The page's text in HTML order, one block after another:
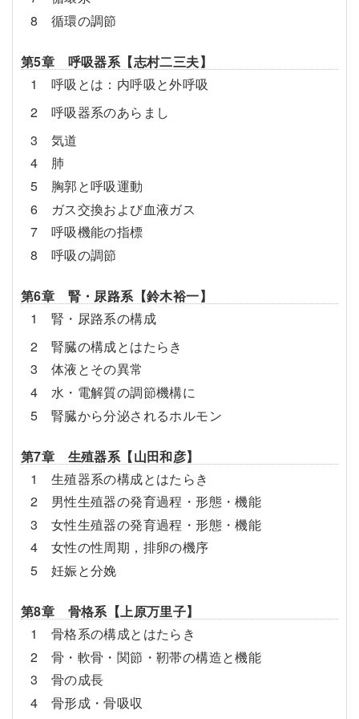
8 循環の調節
第5章 呼吸器系【志村二三夫】
1 呼吸とは：内呼吸と外呼吸
2 呼吸器系のあらまし
3 気道
4 肺
5 胸郭と呼吸運動
6 ガス交換および血液ガス
7 呼吸機能の指標
8 呼吸の調節
第6章 腎・尿路系【鈴木裕一】
1 腎・尿路系の構成
2 腎臓の構成とはたらき
3 体液とその異常
4 水・電解質の調節機構に
5 腎臓から分泌されるホルモン
第7章 生殖器系【山田和彦】
1 生殖器系の構成とはたらき
2 男性生殖器の発育過程・形態・機能
3 女性生殖器の発育過程・形態・機能
4 女性の性周期，排卵の機序
5 妊娠と分娩
第8章 骨格系【上原万里子】
1 骨格系の構成とはたらき
2 骨・軟骨・関節・靭帯の構造と機能
3 骨の成長
4 骨形成・骨吸収